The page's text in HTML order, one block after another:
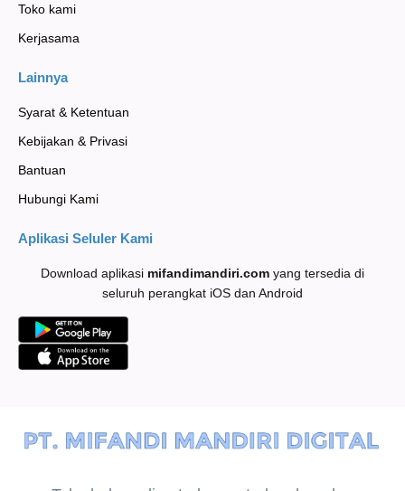
Toko kami
Kerjasama
Lainnya
Syarat & Ketentuan
Kebijakan & Privasi
Bantuan
Hubungi Kami
Aplikasi Seluler Kami
Download aplikasi mifandimandiri.com yang tersedia di
seluruh perangkat iOS dan Android